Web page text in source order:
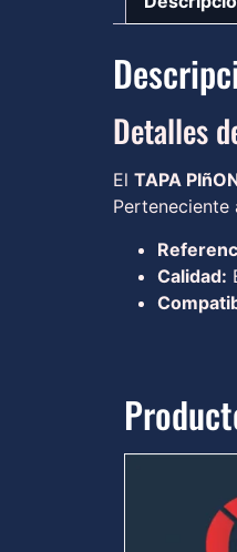
Detalles
El TAPA
Perteneciente
Calidad: